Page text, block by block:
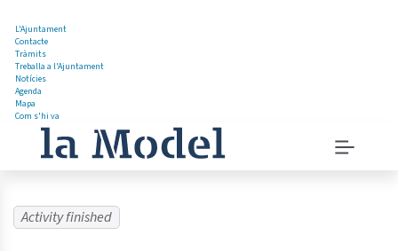
L'Ajuntament
Contacte
Tràmits
Treballa a l'Ajuntament
Notícies
Agenda
Mapa
Com s'hi va
instructions
Menu
Activity finished